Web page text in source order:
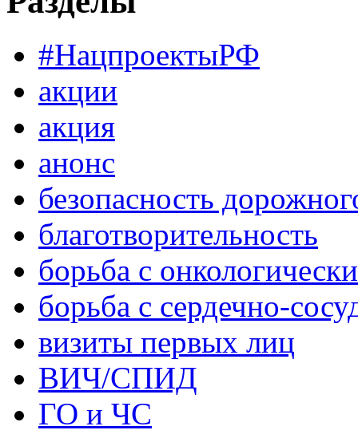
#НацпроектыРФ
акции
акция
анонс
безопасность
благотворительность
борьба с
борьба с сердечно-
визиты первых лиц
ВИЧ/СПИД
ГО и ЧС